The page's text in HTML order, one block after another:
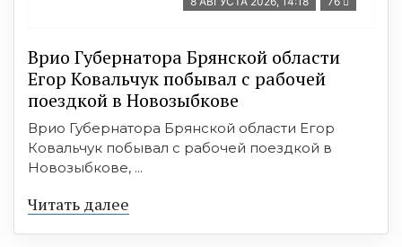
Врио Губернатора Брянской области
Егор Ковальчук побывал с рабочей
поездкой в Новозыбкове
Врио Губернатора Брянской области Егор
Ковальчук побывал с рабочей поездкой в
Новозыбкове, ...
Читать далее